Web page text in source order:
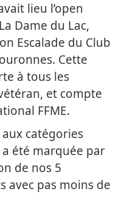
lieu l’open
Dame du Lac,
Escalade du Club
Cette
à tous les
et compte
FFME.
catégories
été marquée par
de nos 5
avec pas moins de